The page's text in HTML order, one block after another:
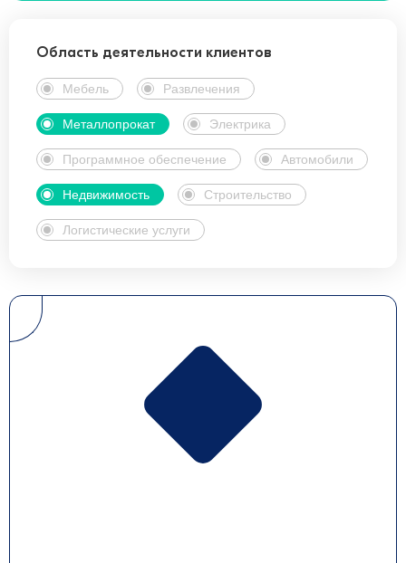
Область деятельности клиентов
Мебель Развлечения
Металлопрокат Электрика
Программное обеспечение Автомобили
Недвижимость Строительство
Логистические услуги